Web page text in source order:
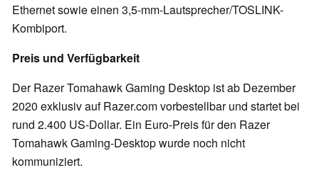
Ethernet sowie einen 3,5-mm-Lautsprecher/TOSLINK-
Kombiport.
Preis und Verfügbarkeit
Der Razer Tomahawk Gaming Desktop ist ab Dezember
2020 exklusiv auf Razer.com vorbestellbar und startet bei
rund 2.400 US-Dollar. Ein Euro-Preis für den Razer
Tomahawk Gaming-Desktop wurde noch nicht
kommuniziert.